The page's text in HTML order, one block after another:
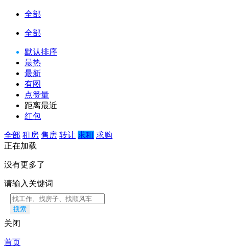
全部
全部
默认排序
最热
最新
有图
点赞量
距离最近
红包
全部 租房 售房 转让 求租 求购
正在加载
没有更多了
请输入关键词
搜索
关闭
首页